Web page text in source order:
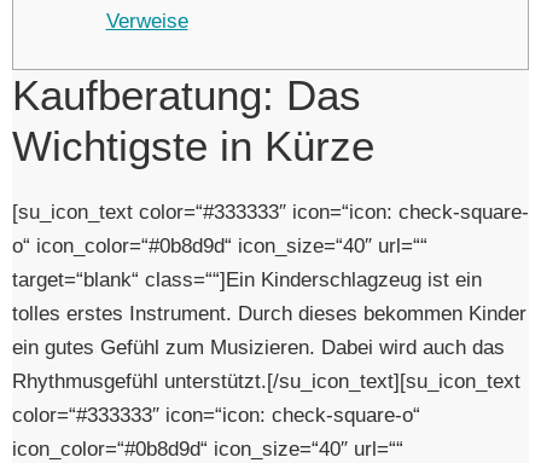
Verweise
Kaufberatung: Das
Wichtigste in Kürze
[su_icon_text color=“#333333″ icon=“icon: check-square-
o“ icon_color=“#0b8d9d“ icon_size=“40″ url=““
target=“blank“ class=““]Ein Kinderschlagzeug ist ein
tolles erstes Instrument. Durch dieses bekommen Kinder
ein gutes Gefühl zum Musizieren. Dabei wird auch das
Rhythmusgefühl unterstützt.[/su_icon_text][su_icon_text
color=“#333333″ icon=“icon: check-square-o“
icon_color=“#0b8d9d“ icon_size=“40″ url=““